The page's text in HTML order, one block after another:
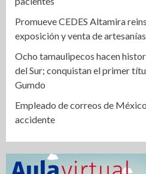
Promueve CEDES Altamira
exposición y venta de
Ocho tamaulipecos hacen
del Sur; conquistan el primer
Gumdo
Empleado de correos de
accidente